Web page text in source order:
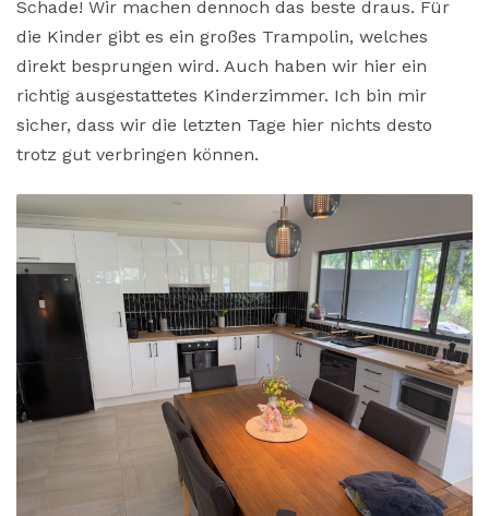
Schade! Wir machen dennoch das beste draus. Für
die Kinder gibt es ein großes Trampolin, welches
direkt besprungen wird. Auch haben wir hier ein
richtig ausgestattetes Kinderzimmer. Ich bin mir
sicher, dass wir die letzten Tage hier nichts desto
trotz gut verbringen können.